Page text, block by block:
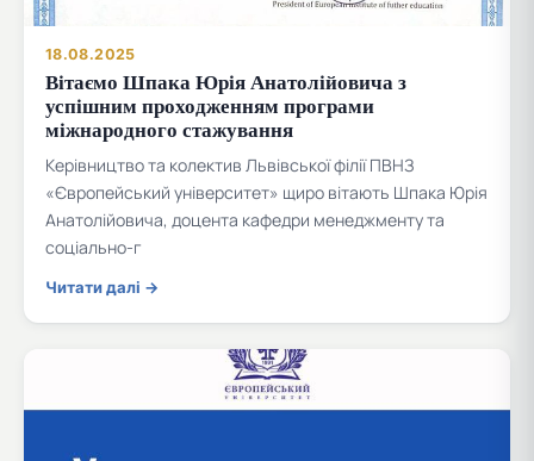
18.08.2025
Вітаємо Шпака Юрія Анатолійовича з
успішним проходженням програми
міжнародного стажування
Керівництво та колектив Львівської філії ПВНЗ
«Європейський університет» щиро вітають Шпака Юрія
Анатолійовича, доцента кафедри менеджменту та
соціально-г
Читати далі →